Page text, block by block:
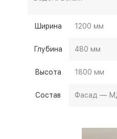
Ширина 1200 мм
Глубина 480 мм
Высота 1800 мм
Состав Фасад —